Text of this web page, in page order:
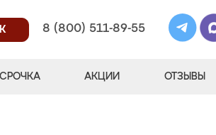
8 (800) 511-89-55
АКЦИИ ОТЗЫВЫ